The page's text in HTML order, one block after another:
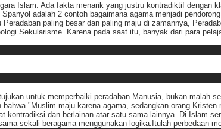
Islam. Ada fakta menarik yang justru kontradiktif dengan
adalah 2 contoh bagaimana agama menjadi
paling besar dan paling maju di zamannya,
Sekularisme. Karena pada saat itu, banyak dari para
untuk memperbaiki peradaban Manusia, bukan malah
"Muslim maju karena agama, sedangkan orang
kontradiksi dan berlainan atar satu sama lainnya. Di Islam
sekali beragama menggunakan logika.Itulah perbedaan